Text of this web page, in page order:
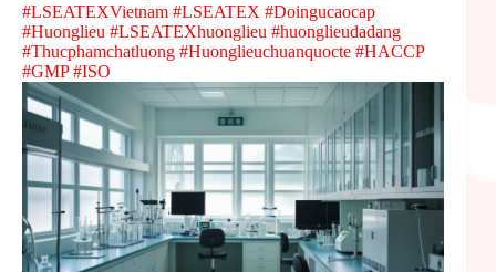
#LSEATEXVietnam #LSEATEX #Doingucaocap
#Huonglieu #LSEATEXhuonglieu #huonglieudadang
#Thucphamchatluong #Huonglieuchuanquocte #HACCP
#GMP #ISO